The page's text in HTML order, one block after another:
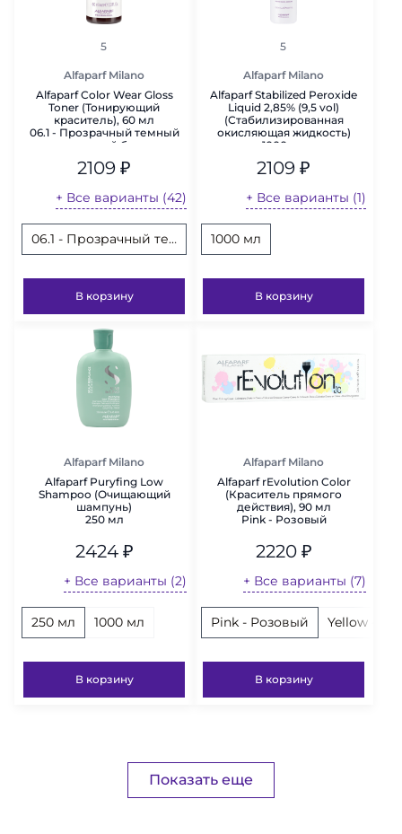
рейтинг
5
Alfaparf Milano
Alfaparf Color Wear Gloss
Toner (Тонирующий
краситель), 60 мл
06.1 - Прозрачный темный
пепельный блонд
2109 ₽
+ Все варианты (42)
06.1 - Прозрачный темный пепельный блонд
010.04 - Прозрачный самый
В корзину
рейтинг
5
Alfaparf Milano
Alfaparf Stabilized Peroxide
Liquid 2,85% (9,5 vol)
(Стабилизированная
окисляющая жидкость)
1000 мл
2109 ₽
+ Все варианты (1)
1000 мл
В корзину
Alfaparf Milano
Alfaparf Puryfing Low
Shampoo (Очищающий
шампунь)
250 мл
2424₽
+ Все варианты (2)
250 мл 1000 мл
В корзину
Alfaparf Milano
Alfaparf rEvolution Color
(Краситель прямого
действия), 90 мл
Pink - Розовый
2220₽
+ Все варианты (7)
Pink - Розовый Yellow -
В корзину
Показать еще